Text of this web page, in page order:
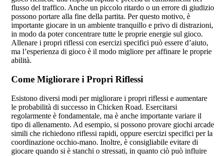
flusso del traffico. Anche un piccolo ritardo o un errore di giudizio
possono portare alla fine della partita. Per questo motivo, è
importante giocare in un ambiente tranquillo e privo di distrazioni,
in modo da poter concentrare tutte le proprie energie sul gioco.
Allenare i propri riflessi con esercizi specifici può essere d’aiuto,
ma l’esperienza di gioco è il modo migliore per affinare le proprie
abilità.
Come Migliorare i Propri Riflessi
Esistono diversi modi per migliorare i propri riflessi e aumentare
le probabilità di successo in Chicken Road. Esercitarsi
regolarmente è fondamentale, ma è anche importante variare il
tipo di allenamento. Ad esempio, si possono provare giochi arcade
simili che richiedono riflessi rapidi, oppure esercizi specifici per la
coordinazione occhio-mano. Inoltre, è consigliabile evitare di
giocare quando si è stanchi o stressati, in quanto ciò può influire